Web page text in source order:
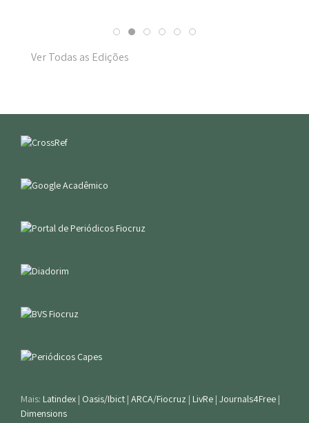
Ver Todas as Edições
Mais: Latindex | Oasis/Ibict | ARCA/Fiocruz | LivRe | Journals4Free |
Dimensions